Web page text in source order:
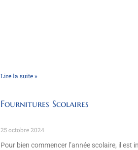
Lire la suite »
Fournitures Scolaires
25 octobre 2024
Pour bien commencer l’année scolaire, il